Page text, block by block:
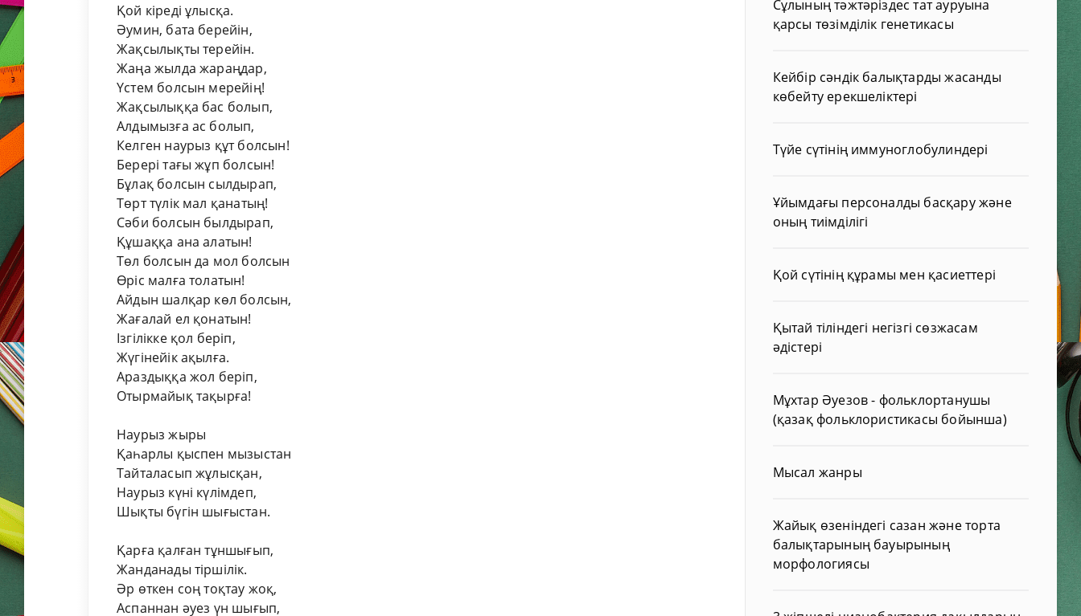
Қой кіреді ұлысқа.
Әумин, бата берейін,
Жақсылықты терейін.
Жаңа жылда жараңдар,
Үстем болсын мерейің!
Жақсылыққа бас болып,
Алдымызға ас болып,
Келген наурыз құт болсын!
Берері тағы жұп болсын!
Бұлақ болсын сылдырап,
Төрт түлік мал қанатың!
Сәби болсын былдырап,
Құшаққа ана алатын!
Төл болсын да мол болсын
Өріс малға толатын!
Айдын шалқар көл болсын,
Жағалай ел қонатын!
Ізгілікке қол беріп,
Жүгінейік ақылға.
Араздыққа жол беріп,
Отырмайық тақырға!
Наурыз жыры
Қаһарлы қыспен мызыстан
Тайталасып жұлысқан,
Наурыз күні күлімдеп,
Шықты бүгін шығыстан.
Қарға қалған тұншығып,
Жанданады тіршілік.
Әр өткен соң тоқтау жоқ,
Аспаннан әуез үн шығып,
Сұлының тәжтәріздес тат ауруына
қарсы төзімділік генетикасы
Кейбір сәндік балықтарды жасанды
көбейту ерекшеліктері
Түйе сүтінің иммуноглобулиндері
Ұйымдағы персоналды басқару және
оның тиімділігі
Қой сүтінің құрамы мен қасиеттері
Қытай тіліндегі негізгі сөзжасам
әдістері
Мұхтар Әуезов - фольклортанушы
(қазақ фольклористикасы бойынша)
Мысал жанры
Жайық өзеніндегі сазан және торта
балықтарының бауырының
морфологиясы